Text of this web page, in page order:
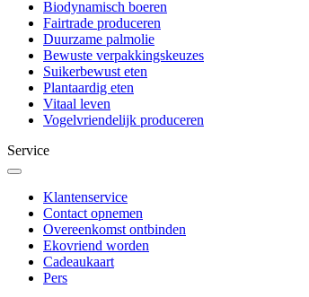
Biodynamisch boeren
Fairtrade produceren
Duurzame palmolie
Bewuste verpakkingskeuzes
Suikerbewust eten
Plantaardig eten
Vitaal leven
Vogelvriendelijk produceren
Service
Klantenservice
Contact opnemen
Overeenkomst ontbinden
Ekovriend worden
Cadeaukaart
Pers